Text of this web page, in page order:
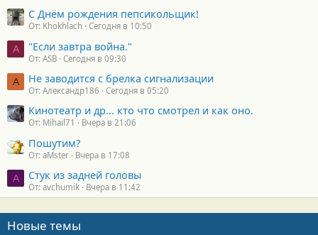
С Днём рождения пепсикольщик!
От: Khokhlach Сегодня в 10:50
A "Если завтра война."
От: ASB Сегодня в 09:30
А Не заводится с брелка сигнализации
От: Александр186 Сегодня в 05:20
Кинотеатр и др... кто что смотрел и как оно.
От: Mihail71 Вчера в 21:06
Пошутим?
От: aMster Вчера в 17:08
A Стук из задней головы
От: avchumik Вчера в 11:42
Новые темы